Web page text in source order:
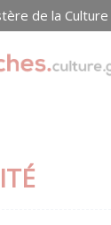
de la Culture